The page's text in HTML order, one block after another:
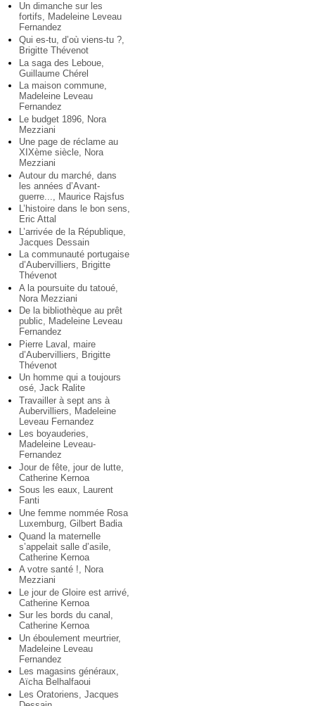
Un dimanche sur les
fortifs, Madeleine Leveau
Fernandez
Qui es-tu, d’où viens-tu ?,
Brigitte Thévenot
La saga des Leboue,
Guillaume Chérel
La maison commune,
Madeleine Leveau
Fernandez
Le budget 1896, Nora
Mezziani
Une page de réclame au
XIXème siècle, Nora
Mezziani
Autour du marché, dans
les années d’Avant-
guerre..., Maurice Rajsfus
L’histoire dans le bon sens,
Eric Attal
L’arrivée de la République,
Jacques Dessain
La communauté portugaise
d’Aubervilliers, Brigitte
Thévenot
A la poursuite du tatoué,
Nora Mezziani
De la bibliothèque au prêt
public, Madeleine Leveau
Fernandez
Pierre Laval, maire
d’Aubervilliers, Brigitte
Thévenot
Un homme qui a toujours
osé, Jack Ralite
Travailler à sept ans à
Aubervilliers, Madeleine
Leveau Fernandez
Les boyauderies,
Madeleine Leveau-
Fernandez
Jour de fête, jour de lutte,
Catherine Kernoa
Sous les eaux, Laurent
Fanti
Une femme nommée Rosa
Luxemburg, Gilbert Badia
Quand la maternelle
s’appelait salle d’asile,
Catherine Kernoa
A votre santé !, Nora
Mezziani
Le jour de Gloire est arrivé,
Catherine Kernoa
Sur les bords du canal,
Catherine Kernoa
Un éboulement meurtrier,
Madeleine Leveau
Fernandez
Les magasins généraux,
Aïcha Belhalfaoui
Les Oratoriens, Jacques